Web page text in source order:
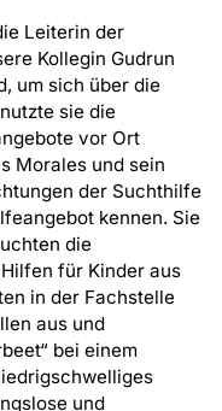
Leiterin der
Kollegin Gudrun
um sich über die
sie die
vor Ort
Morales und sein
der Suchthilfe
kennen. Sie
die
für Kinder aus
in der Fachstelle
aus und
bei einem
und